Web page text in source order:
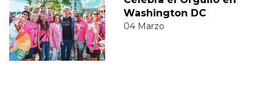
Washington DC
04 Marzo